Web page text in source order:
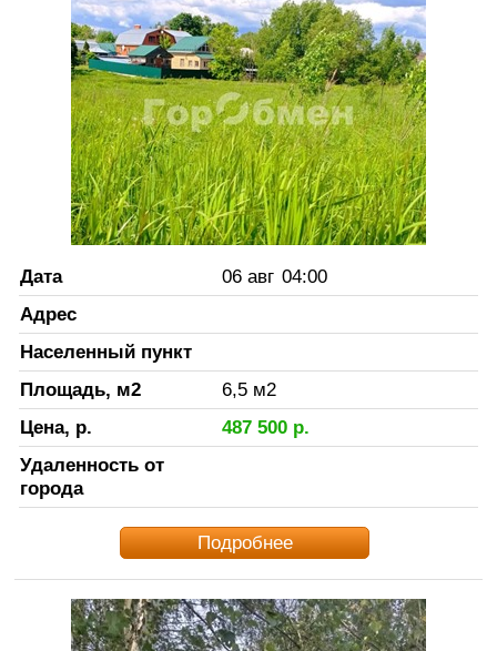
Дата 06 авг 04:00
Адрес
Населенный пункт
Площадь, м2
6,5 м2
Цена, р.
487 500р.
Удаленность от
города
Подробнее